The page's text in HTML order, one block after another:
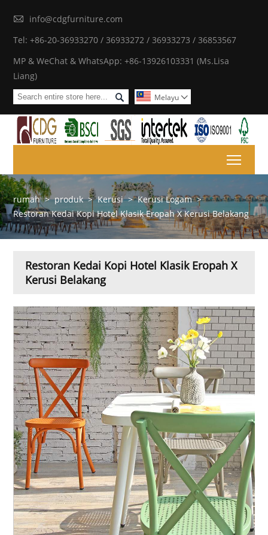

info@cdgfurniture.com
Tel: +86-20-36933270 / 36933272 / 36933273 / 36853567
MP & WeChat & WhatsApp: +86-13926103331 (Ms.Lisa
Liang)
 Melayu 
rumah > produk > Kerusi > Kerusi Logam >
Restoran Kedai Kopi Hotel Klasik Eropah X Kerusi Belakang
Restoran Kedai Kopi Hotel Klasik Eropah X
Kerusi Belakang